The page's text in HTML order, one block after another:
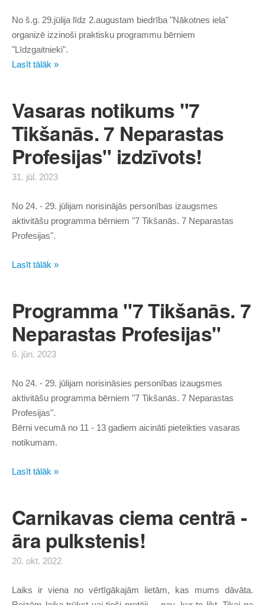
No š.g. 29.jūlija līdz 2.augustam biedrība "Nākotnes iela"
organizē izzinoši praktisku programmu bērniem
"Līdzgaitnieki".
Lasīt tālāk »
Vasaras notikums "7
Tikšanās. 7 Neparastas
Profesijas" izdzīvots!
31. jūl. 2023
No 24. - 29. jūlijam norisinājās personības izaugsmes
aktivitāšu programma bērniem "7 Tikšanās. 7 Neparastas
Profesijas".
Lasīt tālāk »
Programma "7 Tikšanās. 7
Neparastas Profesijas"
6. jūn. 2023
No 24. - 29. jūlijam norisināsies personības izaugsmes
aktivitāšu programma bērniem "7 Tikšanās. 7 Neparastas
Profesijas".
Bērni vecumā no 11 - 13 gadiem aicināti pieteikties vasaras
notikumam.
Lasīt tālāk »
Carnikavas ciema centrā -
āra pulkstenis!
20. okt. 2022
Laiks ir viena no vērtīgākajām lietām, kas mums dāvāta.